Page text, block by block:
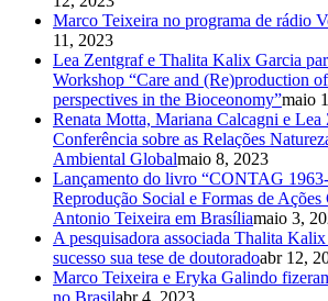
Marco Teixeira no programa de rádio
11, 2023
Lea Zentgraf e Thalita Kalix Garcia
Workshop “Care and (Re)production
perspectives in the Bioceonomy”maio
Renata Motta, Mariana Calcagni e Lea
Conferência sobre as Relações
Ambiental Globalmaio 8, 2023
Lançamento do livro “CONTAG
Reprodução Social e Formas de
Antonio Teixeira em Brasíliamaio 3,
A pesquisadora associada Thalita
sucesso sua tese de doutoradoabr 12,
Marco Teixeira e Eryka Galindo
no Brasilabr 4, 2023